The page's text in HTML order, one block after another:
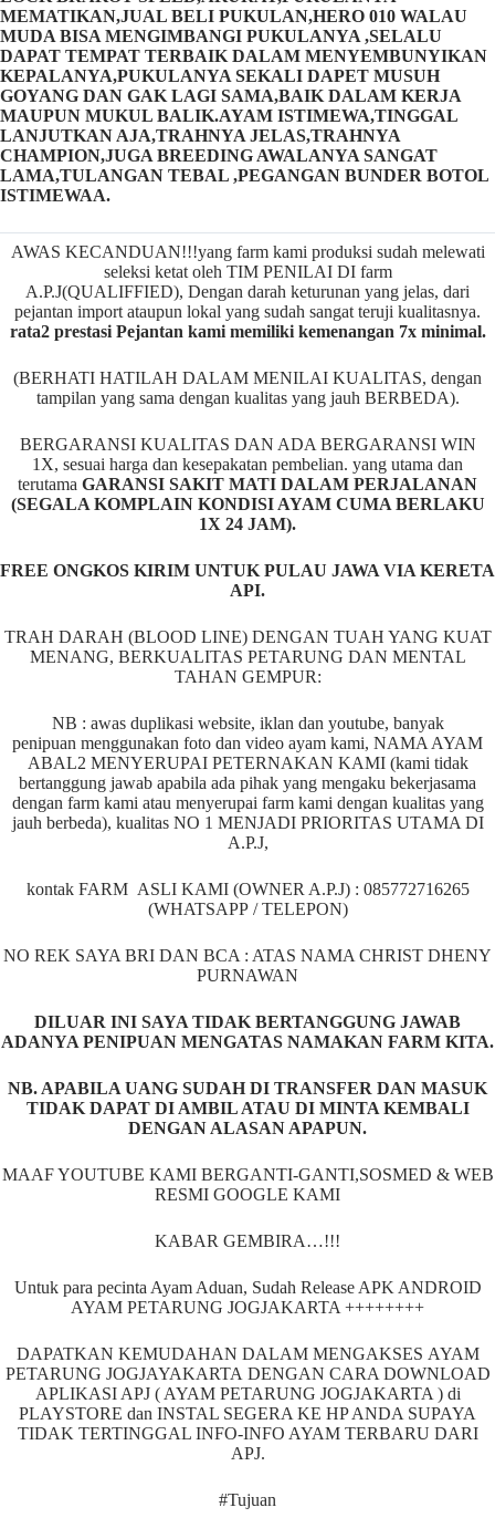
MEMATIKAN,JUAL BELI PUKULAN,HERO 010 WALAU
MUDA BISA MENGIMBANGI PUKULANYA ,SELALU
DAPAT TEMPAT TERBAIK DALAM MENYEMBUNYIKAN
KEPALANYA,PUKULANYA SEKALI DAPET MUSUH
GOYANG DAN GAK LAGI SAMA,BAIK DALAM KERJA
MAUPUN MUKUL BALIK.AYAM ISTIMEWA,TINGGAL
LANJUTKAN AJA,TRAHNYA JELAS,TRAHNYA
CHAMPION,JUGA BREEDING AWALANYA SANGAT
LAMA,TULANGAN TEBAL ,PEGANGAN BUNDER BOTOL
ISTIMEWAA.
AWAS KECANDUAN!!!yang farm kami produksi sudah melewati
seleksi ketat oleh TIM PENILAI DI farm
A.P.J(QUALIFFIED), Dengan darah keturunan yang jelas, dari
pejantan import ataupun lokal yang sudah sangat teruji kualitasnya.
rata2 prestasi Pejantan kami memiliki kemenangan 7x minimal.
(BERHATI HATILAH DALAM MENILAI KUALITAS, dengan
tampilan yang sama dengan kualitas yang jauh BERBEDA).
BERGARANSI KUALITAS DAN ADA BERGARANSI WIN
1X, sesuai harga dan kesepakatan pembelian. yang utama dan
terutama GARANSI SAKIT MATI DALAM PERJALANAN
(SEGALA KOMPLAIN KONDISI AYAM CUMA BERLAKU
1X 24 JAM).
FREE ONGKOS KIRIM UNTUK PULAU JAWA VIA KERETA
API.
TRAH DARAH (BLOOD LINE) DENGAN TUAH YANG KUAT
MENANG, BERKUALITAS PETARUNG DAN MENTAL
TAHAN GEMPUR:
NB : awas duplikasi website, iklan dan youtube, banyak
penipuan menggunakan foto dan video ayam kami, NAMA AYAM
ABAL2 MENYERUPAI PETERNAKAN KAMI (kami tidak
bertanggung jawab apabila ada pihak yang mengaku bekerjasama
dengan farm kami atau menyerupai farm kami dengan kualitas yang
jauh berbeda), kualitas NO 1 MENJADI PRIORITAS UTAMA DI
A.P.J,
kontak FARM ASLI KAMI (OWNER A.P.J) : 085772716265
(WHATSAPP / TELEPON)
NO REK SAYA BRI DAN BCA : ATAS NAMA CHRIST DHENY
PURNAWAN
DILUAR INI SAYA TIDAK BERTANGGUNG JAWAB
ADANYA PENIPUAN MENGATAS NAMAKAN FARM KITA.
NB. APABILA UANG SUDAH DI TRANSFER DAN MASUK
TIDAK DAPAT DI AMBIL ATAU DI MINTA KEMBALI
DENGAN ALASAN APAPUN.
MAAF YOUTUBE KAMI BERGANTI-GANTI,SOSMED & WEB
RESMI GOOGLE KAMI
KABAR GEMBIRA…!!!
Untuk para pecinta Ayam Aduan, Sudah Release APK ANDROID
AYAM PETARUNG JOGJAKARTA ++++++++
DAPATKAN KEMUDAHAN DALAM MENGAKSES AYAM
PETARUNG JOGJAYAKARTA DENGAN CARA DOWNLOAD
APLIKASI APJ ( AYAM PETARUNG JOGJAKARTA ) di
PLAYSTORE dan INSTAL SEGERA KE HP ANDA SUPAYA
TIDAK TERTINGGAL INFO-INFO AYAM TERBARU DARI
APJ.
#Tujuan